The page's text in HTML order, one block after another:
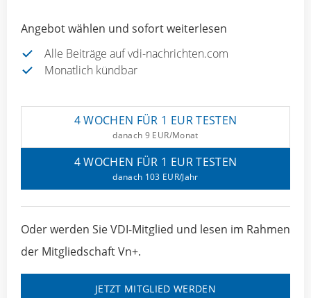
Angebot wählen und sofort weiterlesen
Alle Beiträge auf vdi-nachrichten.com
Monatlich kündbar
4 WOCHEN FÜR 1 EUR TESTEN
danach 9 EUR/Monat
4 WOCHEN FÜR 1 EUR TESTEN
danach 103 EUR/Jahr
Oder werden Sie VDI-Mitglied und lesen im Rahmen
der Mitgliedschaft Vn+.
JETZT MITGLIED WERDEN